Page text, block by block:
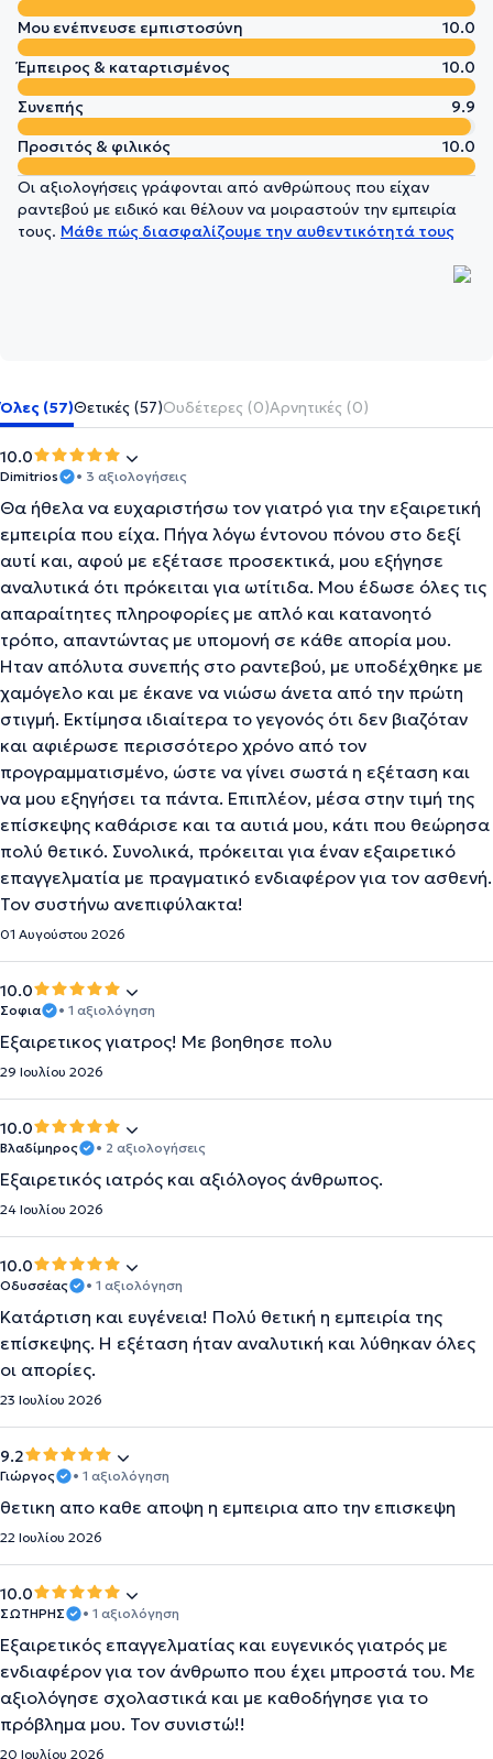
Μου ενέπνευσε εμπιστοσύνη
10.0
Έμπειρος & καταρτισμένος
10.0
Συνεπής
9.9
Προσιτός & φιλικός
10.0
Οι αξιολογήσεις γράφονται από ανθρώπους που είχαν
ραντεβού με ειδικό και θέλουν να μοιραστούν την εμπειρία
τους. Μάθε πώς διασφαλίζουμε την αυθεντικότητά τους
Όλες (57)Θετικές (57)Ουδέτερες (0)Αρνητικές (0)
10.0
Dimitrios • 3 αξιολογήσεις
Θα ήθελα να ευχαριστήσω τον γιατρό για την εξαιρετική
εμπειρία που είχα. Πήγα λόγω έντονου πόνου στο δεξί
αυτί και, αφού με εξέτασε προσεκτικά, μου εξήγησε
αναλυτικά ότι πρόκειται για ωτίτιδα. Μου έδωσε όλες τις
απαραίτητες πληροφορίες με απλό και κατανοητό
τρόπο, απαντώντας με υπομονή σε κάθε απορία μου.
Ήταν απόλυτα συνεπής στο ραντεβού, με υποδέχθηκε με
χαμόγελο και με έκανε να νιώσω άνετα από την πρώτη
στιγμή. Εκτίμησα ιδιαίτερα το γεγονός ότι δεν βιαζόταν
και αφιέρωσε περισσότερο χρόνο από τον
προγραμματισμένο, ώστε να γίνει σωστά η εξέταση και
να μου εξηγήσει τα πάντα. Επιπλέον, μέσα στην τιμή της
επίσκεψης καθάρισε και τα αυτιά μου, κάτι που θεώρησα
πολύ θετικό. Συνολικά, πρόκειται για έναν εξαιρετικό
επαγγελματία με πραγματικό ενδιαφέρον για τον ασθενή.
Τον συστήνω ανεπιφύλακτα!
01 Αυγούστου 2026
10.0
Σοφια • 1 αξιολόγηση
Εξαιρετικος γιατρος! Με βοηθησε πολυ
29 Ιουλίου 2026
10.0
Βλαδίμηρος • 2 αξιολογήσεις
Εξαιρετικός ιατρός και αξιόλογος άνθρωπος.
24 Ιουλίου 2026
10.0
Οδυσσέας • 1 αξιολόγηση
Κατάρτιση και ευγένεια! Πολύ θετική η εμπειρία της
επίσκεψης. Η εξέταση ήταν αναλυτική και λύθηκαν όλες
οι απορίες.
23 Ιουλίου 2026
9.2
Γιώργος • 1 αξιολόγηση
θετικη απο καθε αποψη η εμπειρια απο την επισκεψη
22 Ιουλίου 2026
10.0
ΣΩΤΗΡΗΣ • 1 αξιολόγηση
Εξαιρετικός επαγγελματίας και ευγενικός γιατρός με
ενδιαφέρον για τον άνθρωπο που έχει μπροστά του. Με
αξιολόγησε σχολαστικά και με καθοδήγησε για το
πρόβλημα μου. Τον συνιστώ!!
20 Ιουλίου 2026